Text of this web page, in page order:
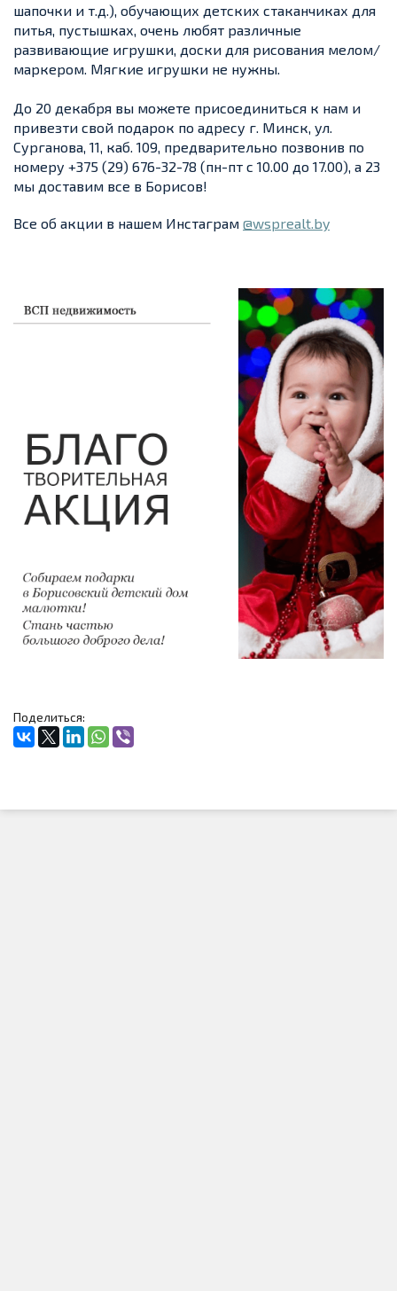
шапочки и т.д.), обучающих детских стаканчиках для
питья, пустышках, очень любят различные
развивающие игрушки, доски для рисования мелом/
маркером. Мягкие игрушки не нужны.
До 20 декабря вы можете присоединиться к нам и
привезти свой подарок по адресу г. Минск, ул.
Сурганова, 11, каб. 109, предварительно позвонив по
номеру +375 (29) 676-32-78 (пн-пт с 10.00 до 17.00), а 23
мы доставим все в Борисов!
Все об акции в нашем Инстаграм @wsprealt.by
Поделиться: